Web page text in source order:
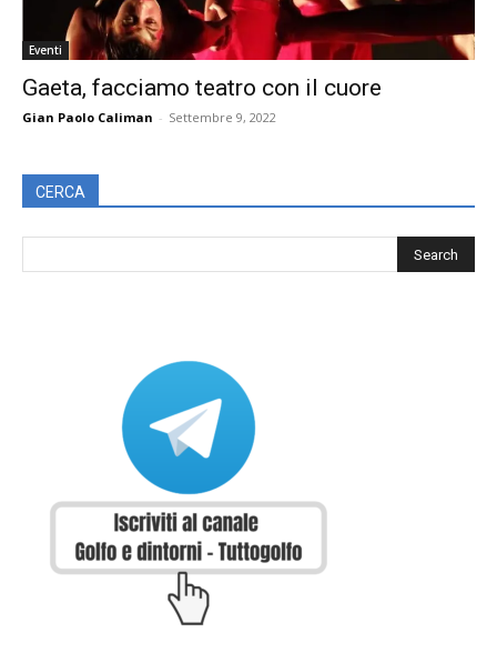
Eventi
Gaeta, facciamo teatro con il cuore
Gian Paolo Caliman - Settembre 9, 2022
CERCA